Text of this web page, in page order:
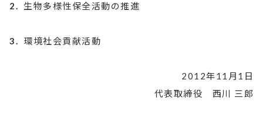
2. 生物多様性保全活動の推進
3. 環境社会貢献活動
2012年11月1日
代表取締役 西川 三郎